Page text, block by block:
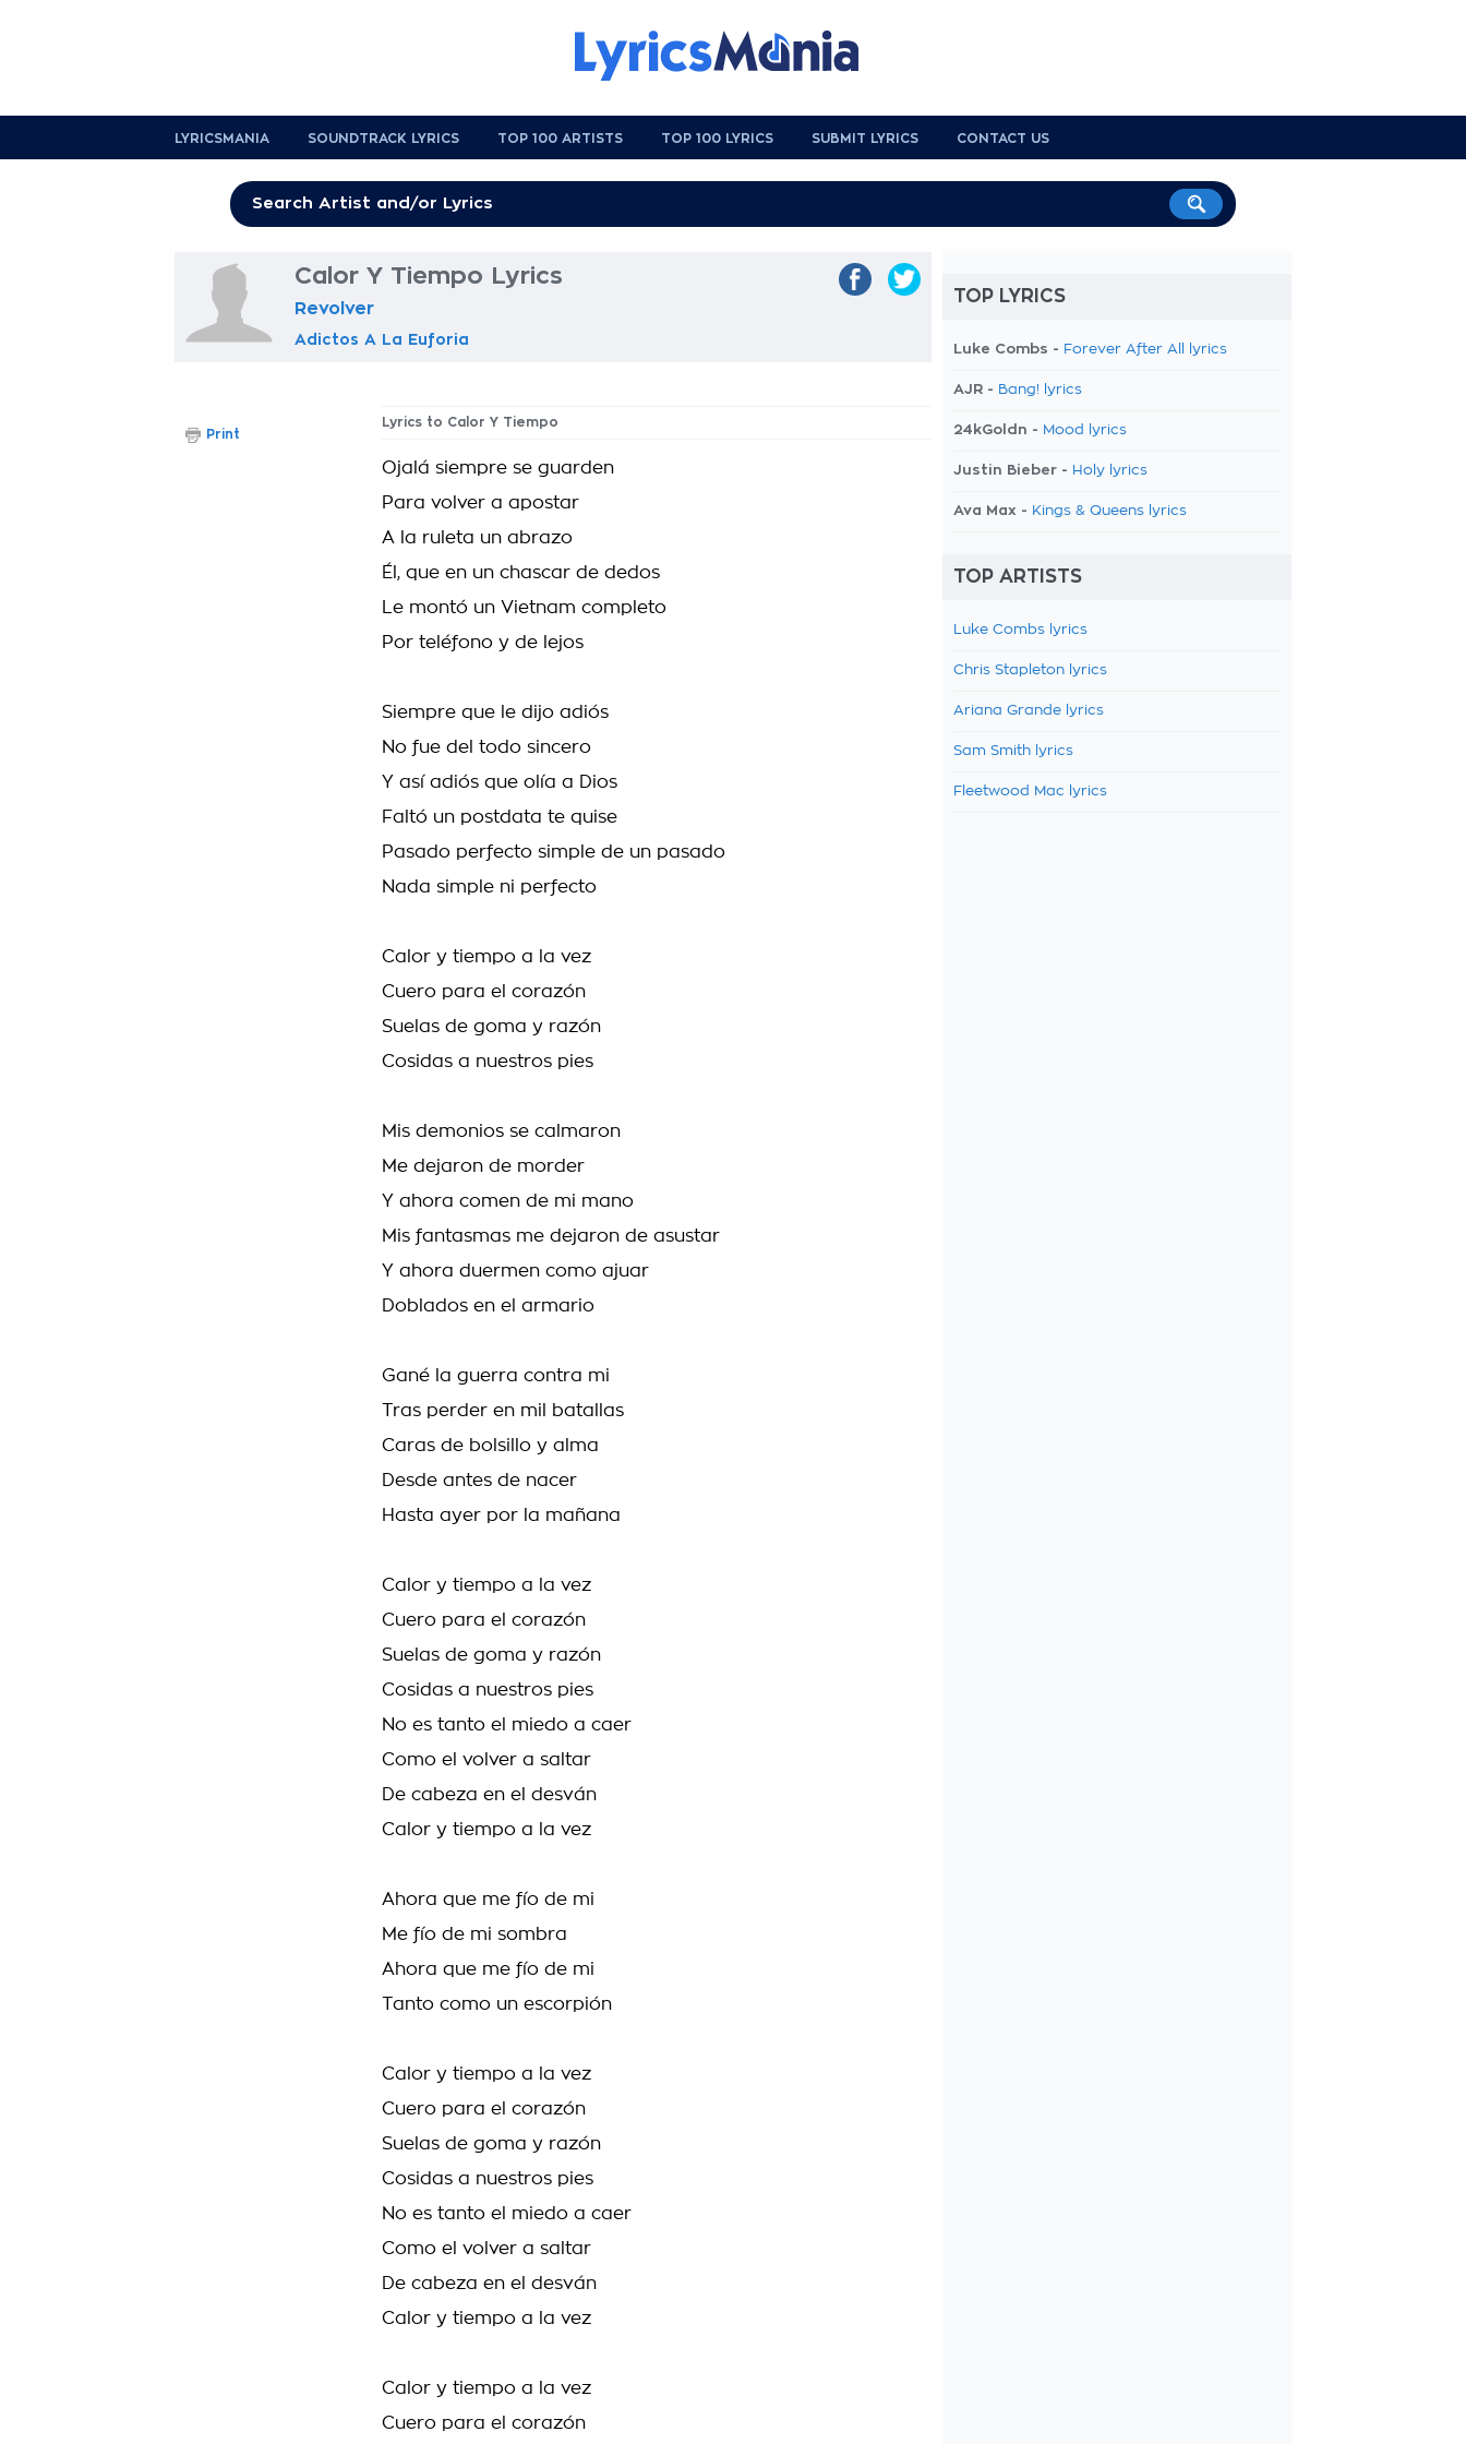
LYRICSMANIA SOUNDTRACK LYRICS TOP 100 ARTISTS TOP 100 LYRICS SUBMIT LYRICS CONTACT US
Calor Y Tiempo Lyrics
Revolver
Adictos A La Euforia
Lyrics to Calor Y Tiempo
Ojalá siempre se guarden
Para volver a apostar
A la ruleta un abrazo
Él, que en un chascar de dedos
Le montó un Vietnam completo
Por teléfono y de lejos
Siempre que le dijo adiós
No fue del todo sincero
Y así adiós que olía a Dios
Faltó un postdata te quise
Pasado perfecto simple de un pasado
Nada simple ni perfecto
Calor y tiempo a la vez
Cuero para el corazón
Suelas de goma y razón
Cosidas a nuestros pies
Mis demonios se calmaron
Me dejaron de morder
Y ahora comen de mi mano
Mis fantasmas me dejaron de asustar
Y ahora duermen como ajuar
Doblados en el armario
Gané la guerra contra mi
Tras perder en mil batallas
Caras de bolsillo y alma
Desde antes de nacer
Hasta ayer por la mañana
Calor y tiempo a la vez
Cuero para el corazón
Suelas de goma y razón
Cosidas a nuestros pies
No es tanto el miedo a caer
Como el volver a saltar
De cabeza en el desván
Calor y tiempo a la vez
Ahora que me fío de mi
Me fío de mi sombra
Ahora que me fío de mi
Tanto como un escorpión
Calor y tiempo a la vez
Cuero para el corazón
Suelas de goma y razón
Cosidas a nuestros pies
No es tanto el miedo a caer
Como el volver a saltar
De cabeza en el desván
Calor y tiempo a la vez
Calor y tiempo a la vez
Cuero para el corazón
Print
TOP LYRICS
Luke Combs - Forever After All lyrics
AJR - Bang! lyrics
24kGoldn - Mood lyrics
Justin Bieber - Holy lyrics
Ava Max - Kings & Queens lyrics
TOP ARTISTS
Luke Combs lyrics
Chris Stapleton lyrics
Ariana Grande lyrics
Sam Smith lyrics
Fleetwood Mac lyrics